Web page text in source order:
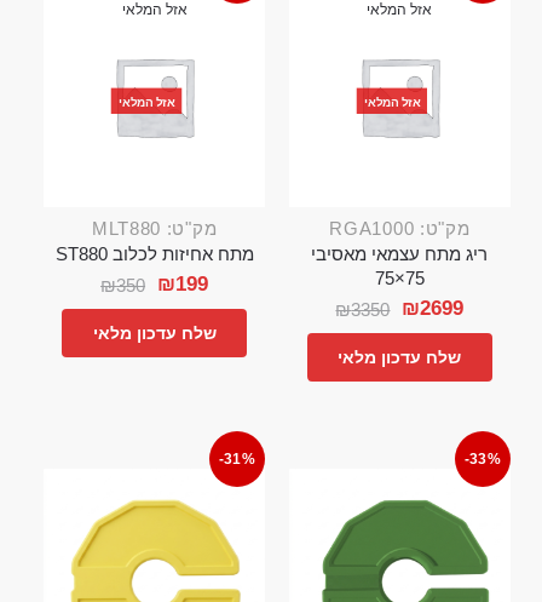
אזל המלאי
אזל המלאי
מק"ט: RGA1000
ריג מתח עצמאי מאסיבי
75×75
₪3350 ₪2699
שלח עדכון מלאי
אזל המלאי
אזל המלאי
מק"ט: MLT880
מתח אחיזות לכלוב ST880
₪350 ₪199
שלח עדכון מלאי
-33%
-31%